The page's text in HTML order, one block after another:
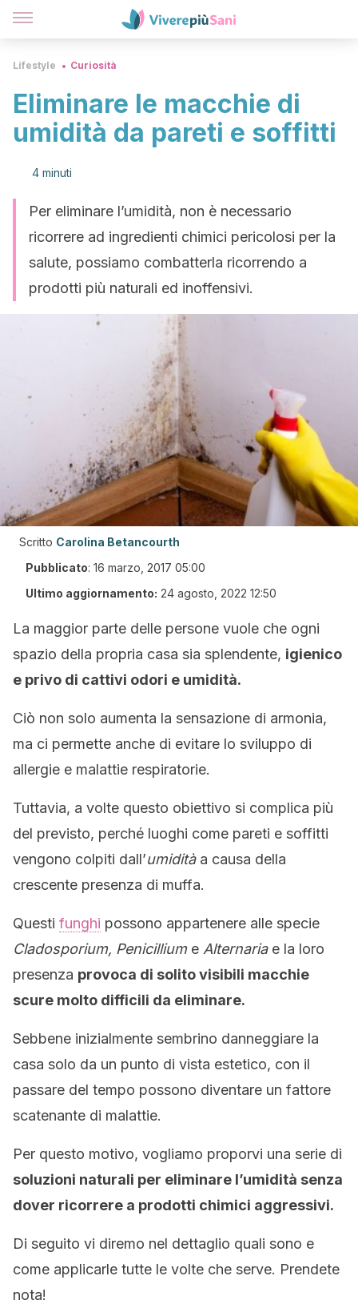
Lifestyle Curiosità
Eliminare le macchie di
umidità da pareti e soffitti
4 minuti
Per eliminare l’umidità, non è necessario
ricorrere ad ingredienti chimici pericolosi per la
salute, possiamo combatterla ricorrendo a
prodotti più naturali ed inoffensivi.
Scritto Carolina Betancourth
Pubblicato: 16 marzo, 2017 05:00
Ultimo aggiornamento: 24 agosto, 2022 12:50
La maggior parte delle persone vuole che ogni
spazio della propria casa sia splendente, igienico
e privo di cattivi odori e umidità.
Ciò non solo aumenta la sensazione di armonia,
ma ci permette anche di evitare lo sviluppo di
allergie e malattie respiratorie.
Tuttavia, a volte questo obiettivo si complica più
del previsto, perché luoghi come pareti e soffitti
vengono colpiti dall’umiditàa causa della
crescente presenza di muffa.
Questi funghi possono appartenere alle specie
Cladosporium, Penicillium e Alternaria e la loro
presenza provoca di solito visibili macchie
scure molto difficili da eliminare.
Sebbene inizialmente sembrino danneggiare la
casa solo da un punto di vista estetico, con il
passare del tempo possono diventare un fattore
scatenante di malattie.
Per questo motivo, vogliamo proporvi una serie di
soluzioni naturali per eliminare l’umidità senza
dover ricorrere a prodotti chimici aggressivi.
Di seguito vi diremo nel dettaglio quali sono e
come applicarle tutte le volte che serve. Prendete
nota!